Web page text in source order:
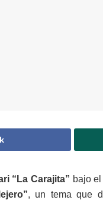
“La Carajita” bajo
, un tema que